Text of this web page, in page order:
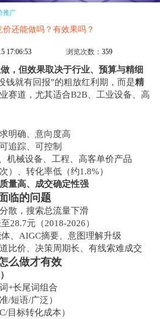
推广
价还能做吗？有效果吗？
17:06:53 浏览次数：359
，但效果取决于行业、预算与精细
钱就有回报”的粗放红利期，而是精
赛道，尤其适合B2B、工业设备、高
明确、意向度高
追踪、可控制
机械设备、工程、高客单价产品
）、转化率低（约1.8%）
量高、成交确定性强
临的问题
散，搜索总流量下滑
28.7元（2018-2026）
体、AIGC摘要、意图理解升级
比价、决策周期长、有线索难成交
么做才有效
+长尾词组合
/短语/广泛）
目标转化成本）